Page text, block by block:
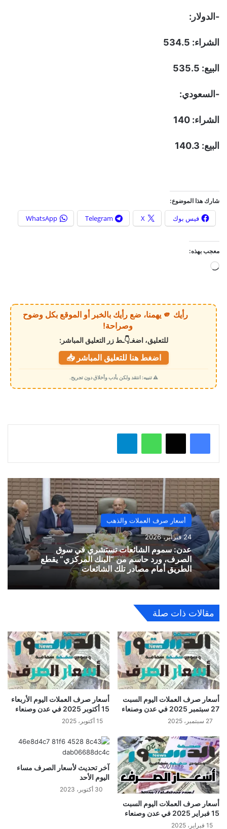
-الدولار:
الشراء: 534.5
البيع: 535.5
-السعودي:
الشراء: 140
البيع: 140.3
شارك هذا الموضوع:
فيس بوك X
Telegram
WhatsApp
معجب بهذه:
ي
م
ي
رأيك 🫵 يهمنا، ضع رأيك بالخبر أو الموقع بكل وضوح
وصراحة!
للتعليق، اضغـ👇ـط زر التعليق المباشر:
اضغط هنا للتعليق المباشر 📥
⚠️ تنبيه: انتقد ولكن بأدب وأخلاق دون تجريح.
واتساب
أسعار صرف العملات والذهب
24 فبراير، 2026
​عدن: سموم الشائعات تستشري في سوق
الصرف، ورد حاسم من “البنك المركزي” يقطع
الطريق أمام مصادر تلك الشائعات
مقالات ذات صلة
أسعار صرف العملات اليوم السبت
27 سبتمبر 2025 في عدن وصنعاء
27 سبتمبر، 2025
أسعار صرف العملات اليوم الأربعاء
15 أكتوبر 2025 في عدن وصنعاء
15 أكتوبر، 2025
أسعار صرف العملات اليوم السبت
15 فبراير 2025 في عدن وصنعاء
15 فبراير، 2025
آخر تحديث لأسعار الصرف مساء
اليوم الأحد
30 أكتوبر، 2023